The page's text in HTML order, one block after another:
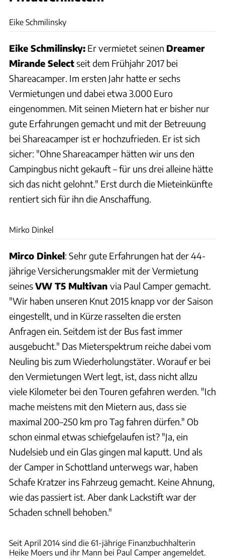
Eike Schmilinsky
Eike Schmilinsky: Er vermietet seinen Dreamer
Mirande Selectseit dem Frühjahr 2017 bei
Shareacamper. Im ersten Jahr hatte er sechs
Vermietungen und dabei etwa 3.000 Euro
eingenommen. Mit seinen Mietern hat er bisher nur
gute Erfahrungen gemacht und mit der Betreuung
bei Shareacamper ist er hochzufrieden. Er ist sich
sicher: "Ohne Shareacamper hätten wir uns den
Campingbus nicht gekauft – für uns drei alleine hätte
sich das nicht gelohnt." Erst durch die Mieteinkünfte
rentiert sich für ihn die Anschaffung.
Mirko Dinkel
Mirco Dinkel: Sehr gute Erfahrungen hat der 44-
jährige Versicherungsmakler mit der Vermietung
seinesVW T5 Multivan via Paul Camper gemacht.
"Wir haben unseren Knut 2015 knapp vor der Saison
eingestellt, und in Kürze rasselten die ersten
Anfragen ein. Seitdem ist der Bus fast immer
ausgebucht." Das Mieterspektrum reiche dabei vom
Neuling bis zum Wiederholungstäter. Worauf er bei
den Vermietungen Wert legt, ist, dass nicht allzu
viele Kilometer bei den Touren gefahren werden. "Ich
mache meistens mit den Mietern aus, dass sie
maximal 200–250 km pro Tag fahren dürfen." Ob
schon einmal etwas schiefgelaufen ist? "Ja, ein
Nudelsieb und ein Glas gingen mal kaputt. Und als
der Camper in Schottland unterwegs war, haben
Schafe Kratzer ins Fahrzeug gemacht. Keine Ahnung,
wie das passiert ist. Aber dank Lackstift war der
Schaden schnell behoben."
Seit April 2014 sind die 61-jährige Finanzbuchhalterin
Heike Moers und ihr Mann bei Paul Camper angemeldet.